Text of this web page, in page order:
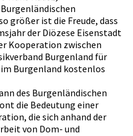
größer ist die Freude, dass
der Diözese Eisenstadt
Kooperation zwischen
Burgenland für
Burgenland kostenlos
des Burgenländischen
die Bedeutung einer
die sich anhand der
von Dom- und